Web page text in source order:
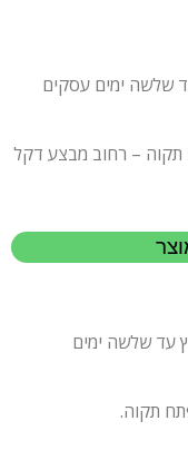
שלשה ימים עסקים
תקוה – רחוב מבצע דקל
עד שלשה ימים
תקוה.